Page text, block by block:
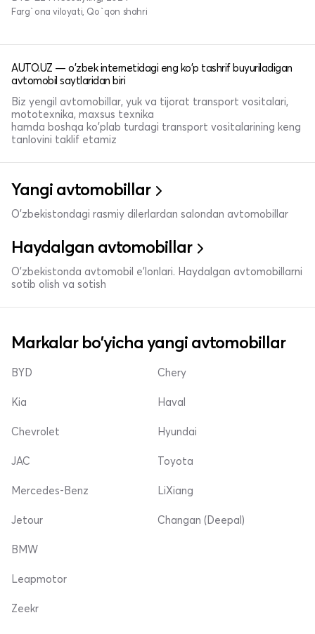
Farg`ona viloyati, Qo`qon shahri
AUTO.UZ — o'zbek internetidagi eng ko'p tashrif buyuriladigan
avtomobil saytlaridan biri
Biz yengil avtomobillar, yuk va tijorat transport vositalari,
mototexnika, maxsus texnika
hamda boshqa ko'plab turdagi transport vositalarining keng
tanlovini taklif etamiz
Yangi avtomobillar
O'zbekistondagi rasmiy dilerlardan salondan avtomobillar
Haydalgan avtomobillar
O'zbekistonda avtomobil e’lonlari. Haydalgan avtomobillarni
sotib olish va sotish
Markalar bo'yicha yangi avtomobillar
BYD
Kia
Chevrolet
Chery
Haval
Hyundai
JAC
Mercedes-Benz
Jetour
Toyota
LiXiang
Changan (Deepal)
BMW
Leapmotor
Zeekr